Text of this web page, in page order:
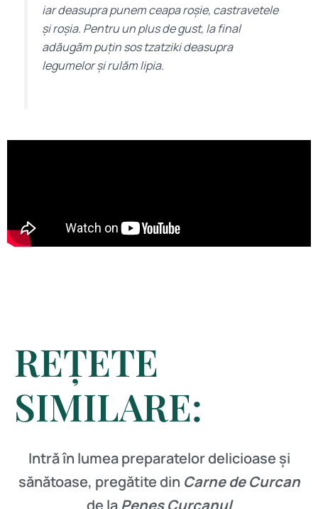
iar deasupra punem ceapa roșie, castravetele
și roșia. Pentru un plus de gust, la final
adăugăm puțin sos tzatziki deasupra
legumelor și rulăm lipia.
REȚETE
SIMILARE:
Intră în lumea preparatelor delicioase și
sănătoase, pregătite din Carne de Curcan
de la Peneș Curcanul